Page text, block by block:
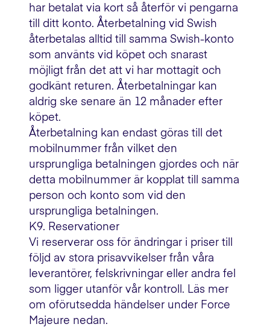
har betalat via kort så återför vi pengarna
till ditt konto. Återbetalning vid Swish
återbetalas alltid till samma Swish-konto
som använts vid köpet och snarast
möjligt från det att vi har mottagit och
godkänt returen. Återbetalningar kan
aldrig ske senare än 12 månader efter
köpet.
Återbetalning kan endast göras till det
mobilnummer från vilket den
ursprungliga betalningen gjordes och när
detta mobilnummer är kopplat till samma
person och konto som vid den
ursprungliga betalningen.
K9. Reservationer
Vi reserverar oss för ändringar i priser till
följd av stora prisavvikelser från våra
leverantörer, felskrivningar eller andra fel
som ligger utanför vår kontroll. Läs mer
om oförutsedda händelser under Force
Majeure nedan.